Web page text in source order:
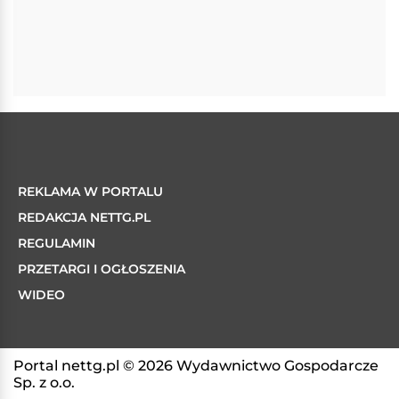
REKLAMA W PORTALU
REDAKCJA NETTG.PL
REGULAMIN
PRZETARGI I OGŁOSZENIA
WIDEO
Portal nettg.pl © 2026 Wydawnictwo Gospodarcze
Sp. z o.o.